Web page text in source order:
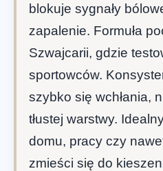
blokuje sygnały
zapalenie. Formuła
Szwajcarii, gdzie
sportowców.
szybko się wchłania,
tłustej warstwy.
domu, pracy czy
zmieści się do